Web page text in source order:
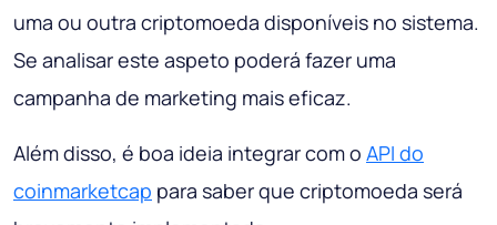
uma ou outra criptomoeda disponíveis no sistema.
Se analisar este aspeto poderá fazer uma
campanha de marketing mais eficaz.
Além disso, é boa ideia integrar com o API do
coinmarketcap para saber que criptomoeda será